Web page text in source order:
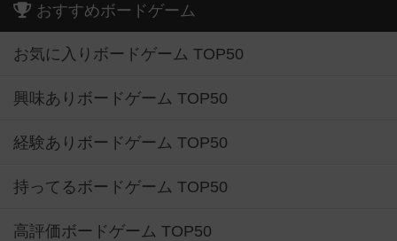
おすすめボードゲーム
お気に入りボードゲーム TOP50
興味ありボードゲーム TOP50
経験ありボードゲーム TOP50
持ってるボードゲーム TOP50
高評価ボードゲーム TOP50